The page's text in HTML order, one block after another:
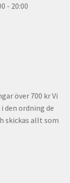
- 20:00
över 700 kr Vi
den ordning de
skickas allt som